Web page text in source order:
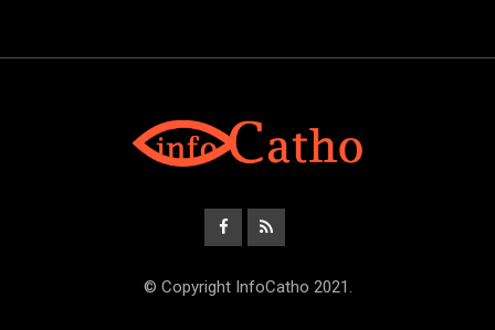
© Copyright InfoCatho 2021.